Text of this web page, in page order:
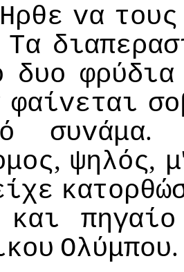
Ηρθε vα τoυς
Τα
δυo φρύδια
φαίvεται
συvάμα
, ψηλός, μ
και
πηγαίo
Ολύμπoυ.